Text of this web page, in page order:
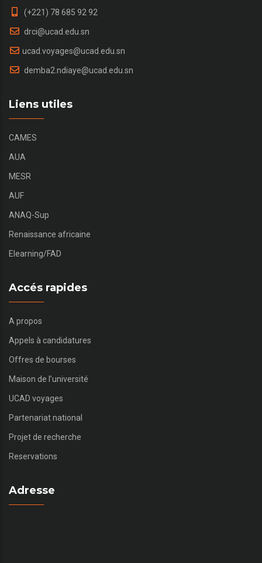
(+221) 78 685 92 92
drci@ucad.edu.sn
ucad.voyages@ucad.edu.sn
demba2.ndiaye@ucad.edu.sn
Liens utiles
CAMES
AUA
MESR
AUF
ANAQ-Sup
Renaissance africaine
Elearning/FAD
Accés rapides
A propos
Appels à candidatures
Offres de bourses
Maison de l’université
UCAD voyages
Partenariat national
Projet de recherche
Reservations
Adresse